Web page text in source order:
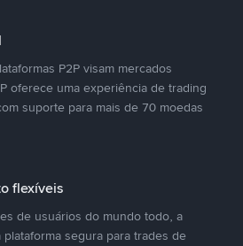
P2P visam mercados
oferece uma experiência de trading
suporte para mais de 70 moedas
flexíveis
de usuários do mundo todo, a
segura para trades de